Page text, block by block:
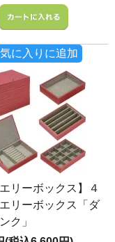
に入りに追加
エリーボックス】４
リーボックス「ダ
ク」